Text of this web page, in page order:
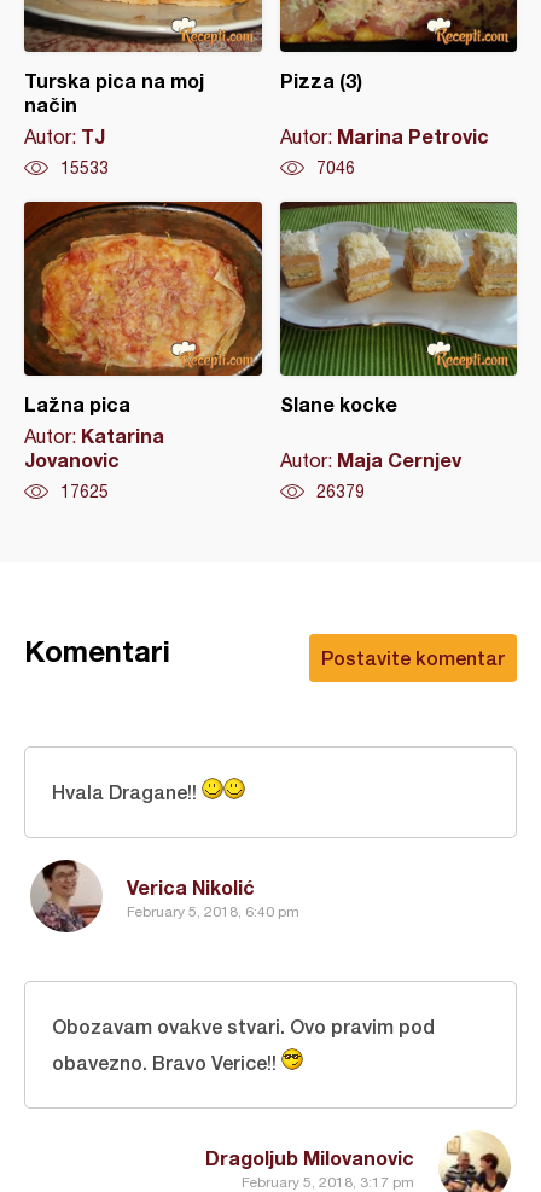
Turska pica na moj
način
Autor: TJ
15533
Pizza (3)
Autor: Marina Petrovic
7046
Lažna pica
Autor: Katarina
Jovanovic
17625
Slane kocke
Autor: Maja Cernjev
26379
Postavite komentar
Komentari
Verica Nikolić
February 5, 2018, 6:40 pm
Hvala Dragane!!
Dragoljub Milovanovic
February 5, 2018, 3:17 pm
Obozavam ovakve stvari. Ovo pravim pod
obavezno. Bravo Verice!!